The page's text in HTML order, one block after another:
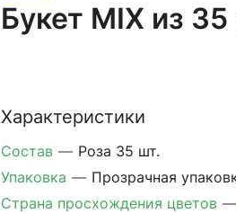
Букет MIX из 35
Характеристики
Состав — Роза 35 шт.
Упаковка — Прозрачная
Страна просхождения цветов —